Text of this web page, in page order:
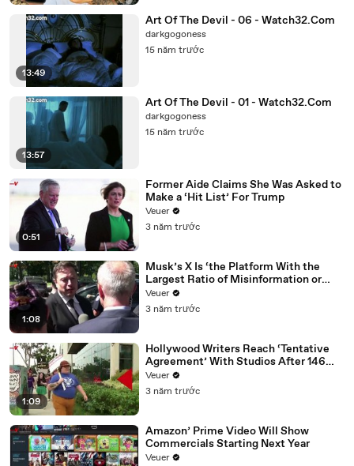
13:49
Art Of The Devil - 06 - Watch32.Com
darkgogoness
15 năm trước
13:57
Art Of The Devil - 01 - Watch32.Com
darkgogoness
15 năm trước
0:51
Former Aide Claims She Was Asked to
Make a ‘Hit List’ For Trump
Veuer
3 năm trước
1:08
Musk’s X Is ‘the Platform With the
Largest Ratio of Misinformation or
Disinformation’ Amongst All Social
Media Platforms
Veuer
3 năm trước
1:09
Hollywood Writers Reach ‘Tentative
Agreement’ With Studios After 146
Day Strike
Veuer
3 năm trước
Amazon’ Prime Video Will Show
Commercials Starting Next Year
Veuer